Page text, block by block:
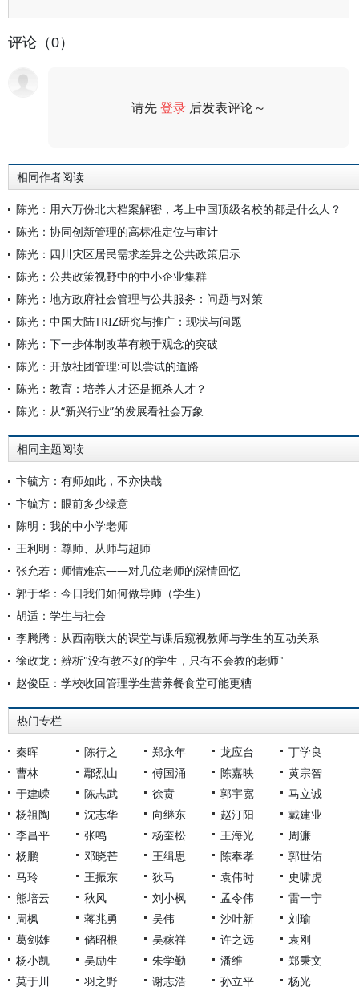
评论（0）
请先登录 后发表评论～
相同作者阅读
陈光：用六万份北大档案解密，考上中国顶级名校的都是什么人？
陈光：协同创新管理的高标准定位与审计
陈光：四川灾区居民需求差异之公共政策启示
陈光：公共政策视野中的中小企业集群
陈光：地方政府社会管理与公共服务：问题与对策
陈光：中国大陆TRIZ研究与推广：现状与问题
陈光：下一步体制改革有赖于观念的突破
陈光：开放社团管理:可以尝试的道路
陈光：教育：培养人才还是扼杀人才？
陈光：从“新兴行业”的发展看社会万象
相同主题阅读
卞毓方：有师如此，不亦快哉
卞毓方：眼前多少绿意
陈明：我的中小学老师
王利明：尊师、从师与超师
张允若：师情难忘——对几位老师的深情回忆
郭于华：今日我们如何做导师（学生）
胡适：学生与社会
李腾腾：从西南联大的课堂与课后窥视教师与学生的互动关系
徐政龙：辨析"没有教不好的学生，只有不会教的老师"
赵俊臣：学校收回管理学生营养餐食堂可能更糟
热门专栏
秦晖 陈行之 郑永年 龙应台
丁学良
曹林
鄢烈山 傅国涌 陈嘉映
黄宗智
于建嵘
陈志武 徐贲 郭宇宽
马立诚
杨祖陶
沈志华 向继东 赵汀阳
戴建业
李昌平
张鸣 杨奎松 王海光
周濂
杨鹏
邓晓芒 王缉思 陈奉孝
郭世佑
马玲
王振东 狄马 袁伟时
史啸虎
熊培云
秋风 刘小枫 孟令伟
雷一宁
周枫
蒋兆勇 吴伟 沙叶新
刘瑜
葛剑雄
储昭根 吴稼祥 许之远
袁刚
杨小凯
吴励生 朱学勤 潘维
郑秉文
莫于川
羽之野 谢志浩 孙立平 杨光